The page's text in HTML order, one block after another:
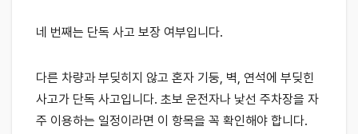
네 번째는 단독 사고 보장 여부입니다.
다른 차량과 부딪히지 않고 혼자 기둥, 벽, 연석에 부딪힌
사고가 단독 사고입니다. 초보 운전자나 낯선 주차장을 자
주 이용하는 일정이라면 이 항목을 꼭 확인해야 합니다.